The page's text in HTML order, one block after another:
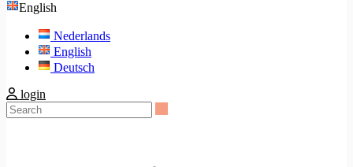
English
Nederlands
English
Deutsch
login